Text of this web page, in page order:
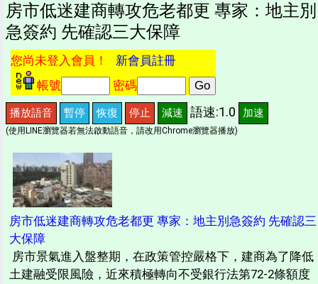
房市低迷建商轉攻危老都更 專家：地主別
急簽約 先確認三大保障
您尚未登入會員！ 新會員註冊
帳號
密碼
播放語音 暫停 恢復 停止 減速 語速:1.0 加速
(使用LINE瀏覽器若無法啟動語音，請改用Chrome瀏覽器播放)
房市低迷建商轉攻危老都更 專家：地主別急簽約 先確認三
大保障
房市景氣進入盤整期，在政策管控嚴格下，建商為了降低
土建融受限風險，近來積極轉向不受銀行法第72-2條額度